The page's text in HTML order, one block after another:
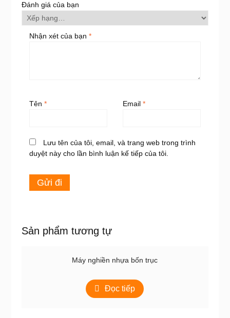
Đánh giá của bạn
Nhận xét của bạn *
Tên * Email *
Lưu tên của tôi, email, và trang web trong trình
duyệt này cho lần bình luận kế tiếp của tôi.
Sản phẩm tương tự
Máy nghiền nhựa bốn trục
Đọc tiếp